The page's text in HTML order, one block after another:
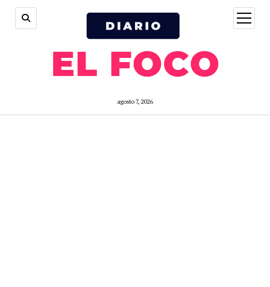
agosto 7, 2026
open
menu